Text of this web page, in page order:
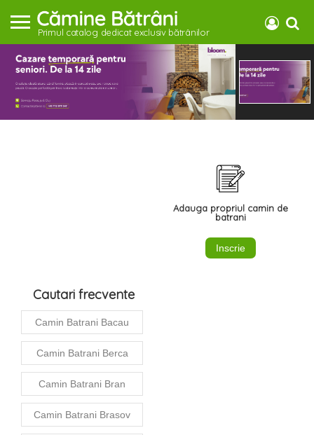
Primul catalog dedicat exclusiv bătrânilor
Cautari frecvente
Camin Batrani Bacau
Camin Batrani Berca
Camin Batrani Bran
Camin Batrani Brasov
Adauga propriul camin de
batrani
Inscrie